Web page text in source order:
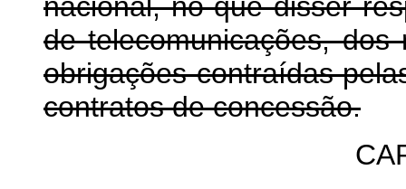
de telecomunicações,
obrigações contraídas
contratos de concessão.